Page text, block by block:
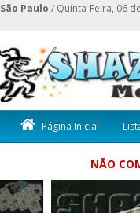
São Paulo / Quinta-Feira, 06
Página Inicial
NÃO